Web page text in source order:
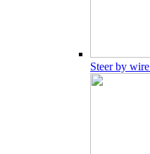
Steer by